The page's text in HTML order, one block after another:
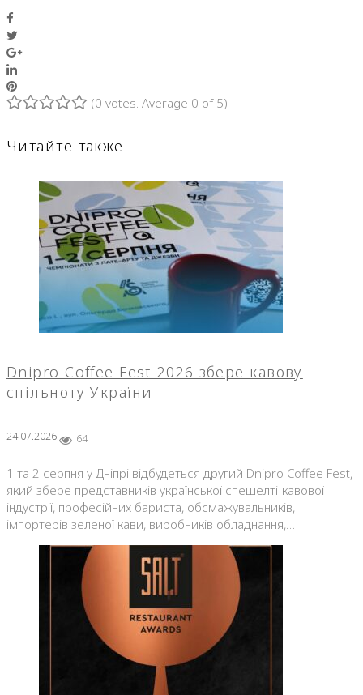
Google+
LinkedIn
Pinterest
(0 votes. Average 0 of 5)
Читайте также
Dnipro Coffee Fest 2026 збере кавову
спільноту України
24.07.2026 64
1 та 2 серпня у Дніпрі відбудеться другий Dnipro Coffee Fest,
який збере представників української спешелті-кавової
індустрії, професійних бариста, обсмажувальників,
імпортерів зеленої кави, виробників обладнання,…